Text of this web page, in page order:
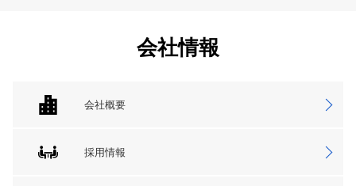
会社情報
会社概要
採用情報